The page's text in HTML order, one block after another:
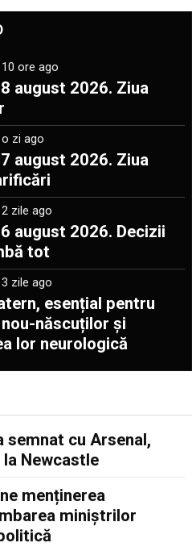
10 ore ago
august 2026. Ziua
o zi ago
august 2026. Ziua
2 zile ago
august 2026. Decizii
tot
3 zile ago
esențial pentru
născuților și
lor neurologică
semnat cu Arsenal,
Newcastle
menținerea
miniștrilor